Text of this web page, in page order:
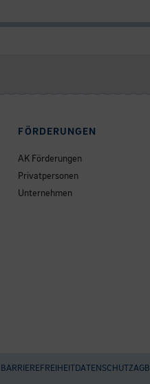
FÖRDERUNGEN
AK Förderungen
Privatpersonen
Unternehmen
BARRIEREFREIHEITDATENSCHUTZAGB